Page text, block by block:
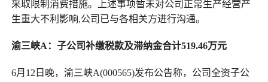
采取限制消费措施。上述事项暂未对公司正常生产经营产
生重大不利影响,公司已与各相关方进行沟通。
渝三峡A：子公司补缴税款及滞纳金合计519.46万元
6月12日晚，渝三峡A(000565)发布公告称，公司全资子公